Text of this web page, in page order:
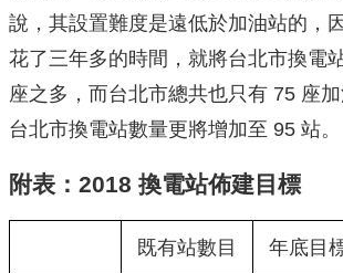
說，其設置難度是遠低於加油站的，
花了三年多的時間，就將台北市換電
座之多，而台北市總共也只有 75 座加
台北市換電站數量更將增加至 95 站。
附表：2018 換電站佈建目標
既有站數目 年底目